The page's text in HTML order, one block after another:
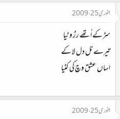
جنوری 25، 2009
سڑکے اُتھے رڑ وٹیا
تیرے نل دل لا کے
اساں عشق وچ کی کٹیا
جنوری 25، 2009